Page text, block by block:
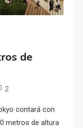
de
2
contará con
metros de altura